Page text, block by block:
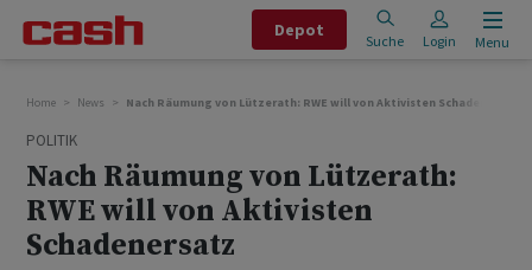
Depot
Suche Login Menu
Home News Nach Räumung von Lützerath: RWE will von Aktivisten Schadenersatz
POLITIK
Nach Räumung von Lützerath:
RWE will von Aktivisten
Schadenersatz